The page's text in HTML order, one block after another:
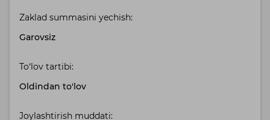
Zaklad summasini yechish:
Garovsiz
To‘lov tartibi:
Oldindan to'lov
Joylashtirish muddati: